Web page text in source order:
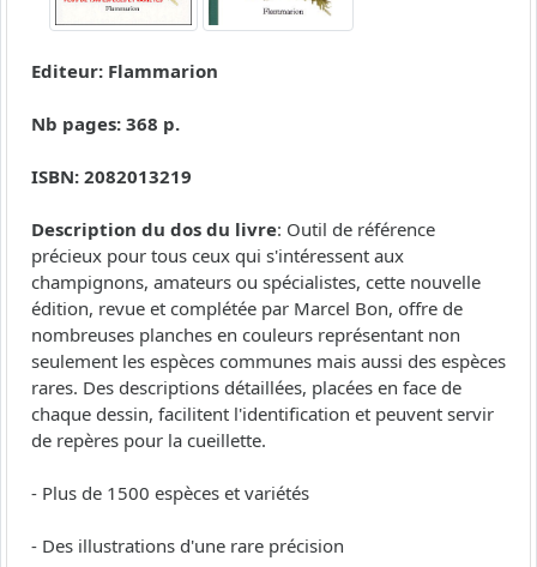
Editeur: Flammarion
Nb pages: 368 p.
ISBN: 2082013219
Description du dos du livre: Outil de référence
précieux pour tous ceux qui s'intéressent aux
champignons, amateurs ou spécialistes, cette nouvelle
édition, revue et complétée par Marcel Bon, offre de
nombreuses planches en couleurs représentant non
seulement les espèces communes mais aussi des espèces
rares. Des descriptions détaillées, placées en face de
chaque dessin, facilitent l'identification et peuvent servir
de repères pour la cueillette.
- Plus de 1500 espèces et variétés
- Des illustrations d'une rare précision